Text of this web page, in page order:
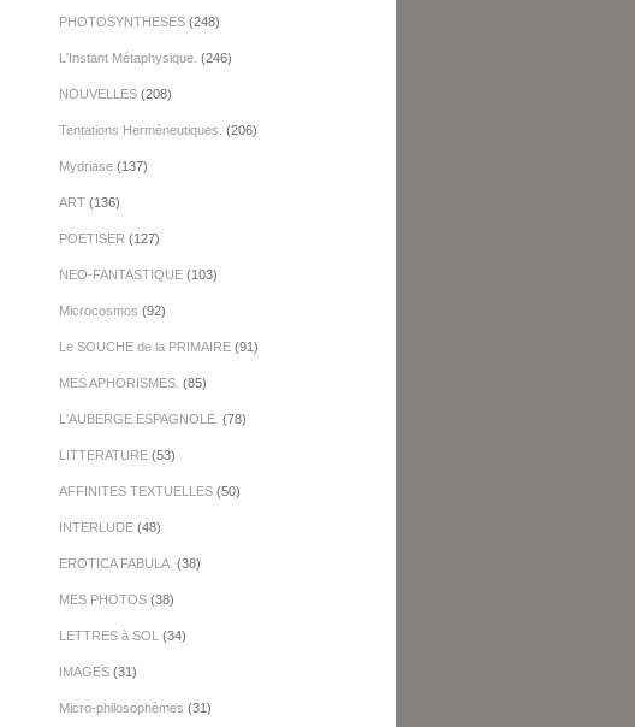
PHOTOSYNTHESES(248)
L'Instant Métaphysique. (246)
NOUVELLES(208)
Tentations Herméneutiques. (206)
Mydriase(137)
ART(136)
POETISER (127)
NEO-FANTASTIQUE(103)
Microcosmos (92)
Le SOUCHE de la PRIMAIRE(91)
MES APHORISMES. (85)
L'AUBERGE ESPAGNOLE. (78)
LITTERATURE(53)
AFFINITES TEXTUELLES(50)
INTERLUDE(48)
EROTICA FABULA. (38)
MES PHOTOS(38)
LETTRES à SOL (34)
IMAGES(31)
Micro-philosophèmes (31)